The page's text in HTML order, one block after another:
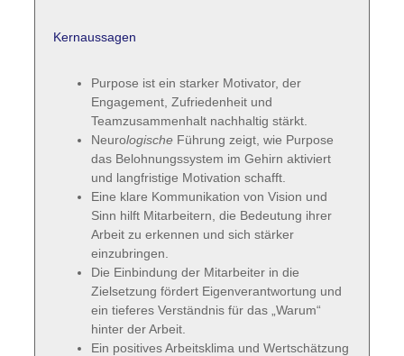
Kernaussagen
Purpose ist ein starker Motivator, der
Engagement, Zufriedenheit und
Teamzusammenhalt nachhaltig stärkt.
Neurologische Führung zeigt, wie Purpose
das Belohnungssystem im Gehirn aktiviert
und langfristige Motivation schafft.
Eine klare Kommunikation von Vision und
Sinn hilft Mitarbeitern, die Bedeutung ihrer
Arbeit zu erkennen und sich stärker
einzubringen.
Die Einbindung der Mitarbeiter in die
Zielsetzung fördert Eigenverantwortung und
ein tieferes Verständnis für das „Warum“
hinter der Arbeit.
Ein positives Arbeitsklima und Wertschätzung